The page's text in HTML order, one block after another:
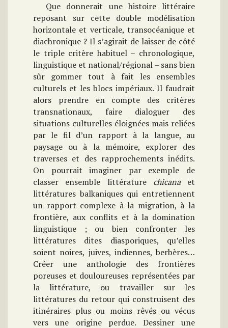
Que donnerait une histoire littéraire
reposant sur cette double modélisation
horizontale et verticale, transocéanique et
diachronique ? Il s’agirait de laisser de côté
le triple critère habituel – chronologique,
linguistique et national/régional – sans bien
sûr gommer tout à fait les ensembles
culturels et les blocs impériaux. Il faudrait
alors prendre en compte des critères
transnationaux, faire dialoguer des
situations culturelles éloignées mais reliées
par le fil d’un rapport à la langue, au
paysage ou à la mémoire, explorer des
traverses et des rapprochements inédits.
On pourrait imaginer par exemple de
classer ensemble littérature chicanaet
littératures balkaniques qui entretiennent
un rapport complexe à la migration, à la
frontière, aux conflits et à la domination
linguistique ; ou bien confronter les
littératures dites diasporiques, qu’elles
soient noires, juives, indiennes, berbères…
Créer une anthologie des frontières
poreuses et douloureuses représentées par
la littérature, ou travailler sur les
littératures du retour qui construisent des
itinéraires plus ou moins rêvés ou vécus
vers une origine perdue. Dessiner une